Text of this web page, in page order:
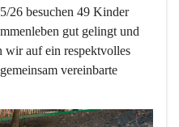
26 besuchen 49 Kinder
gut gelingt und
wir auf ein respektvolles
vereinbarte